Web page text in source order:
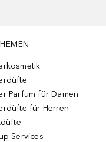
Parfum für Damen
für Herren
Services